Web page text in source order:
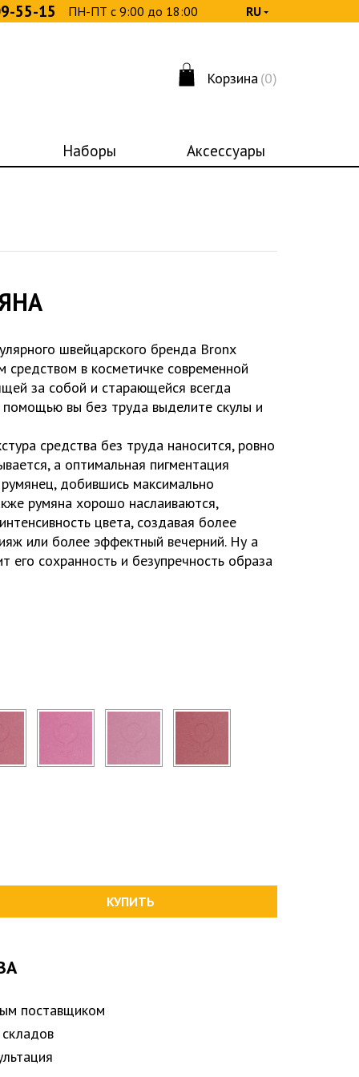
55-15 ПН-ПТ с 9:00 до 18:00 RU
Корзина(0)
Наборы Аксессуары
швейцарского бренда Bronx
средством в косметичке современной
за собой и старающейся всегда
помощью вы без труда выделите скулы и
средства без труда наносится, ровно
а оптимальная пигментация
добившись максимально
румяна хорошо наслаиваются,
цвета, создавая более
или более эффектный вечерний. Ну а
его сохранность и безупречность образа
КУПИТЬ
поставщиком